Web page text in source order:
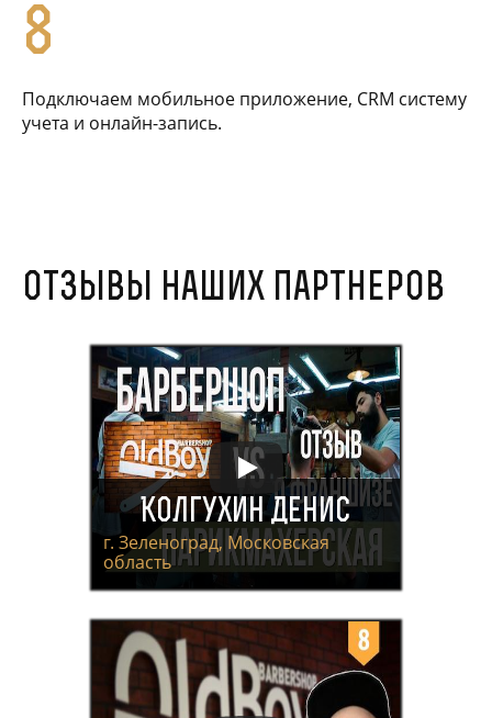
8
Подключаем мобильное приложение, CRM систему
учета и онлайн-запись.
Отзывы наших партнеров
Колгухин Денис
г. Зеленоград, Московская
область